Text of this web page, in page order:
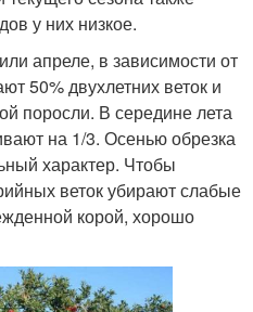
у них низкое.
апреле, в зависимости от
50% двухлетних веток и
поросли. В середине лета
на 1/3. Осенью обрезка
характер. Чтобы
веток убирают слабые
корой, хорошо